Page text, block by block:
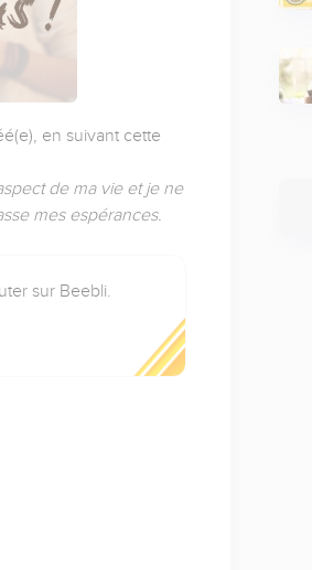
en suivant cette
de ma vie et je ne
mes espérances.
sur Beebli.